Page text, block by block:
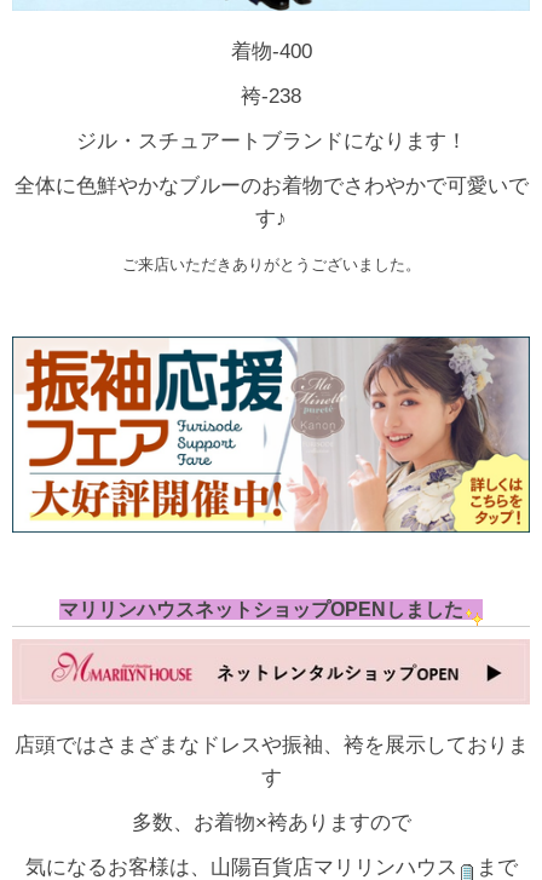
着物-400
袴-238
ジル・スチュアートブランドになります！
全体に色鮮やかなブルーのお着物でさわやかで可愛いで
す♪
ご来店いただきありがとうございました。
マリリンハウスネットショップOPENしました
店頭ではさまざまなドレスや振袖、袴を展示しておりま
す
多数、お着物×袴ありますので
気になるお客様は、山陽百貨店マリリンハウス
まで